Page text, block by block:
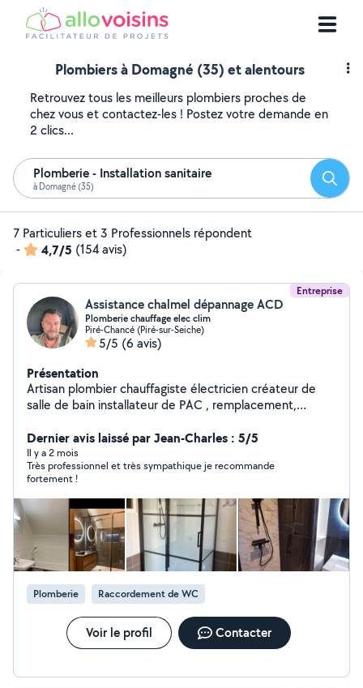
Plombiers à Domagné (35) et alentours
Retrouvez tous les meilleurs plombiers proches de
chez vous et contactez-les ! Postez votre demande en
2 clics...
Plomberie - Installation sanitaire
à Domagné (35)
7 Particuliers et 3 Professionnels répondent
-
4,7/5 (154 avis)
Entreprise
Assistance chalmel dépannage ACD
Plomberie chauffage elec clim
Piré-Chancé (Piré-sur-Seiche)
5/5 (6 avis)
Présentation
Artisan plombier chauffagiste électricien créateur de
salle de bain installateur de PAC , remplacement,
dépannage, plomberie, grande réactivité, travail, soigné,
prix, ajuster à la qualité du service , conscience
professionnelle et fiabilité accrue
Dernier avis laissé par Jean-Charles : 5/5
Il y a 2 mois
Très professionnel et très sympathique je recommande
fortement !
Plomberie Raccordement de WC
Voir le profil Contacter